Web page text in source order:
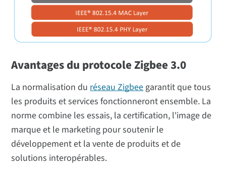
Avantages du protocole Zigbee 3.0
La normalisation duréseau Zigbeegarantit que tous
les produits et services fonctionneront ensemble. La
norme combine les essais, la certification, l'image de
marque et le marketing pour soutenir le
développement et la vente de produits et de
solutions interopérables.